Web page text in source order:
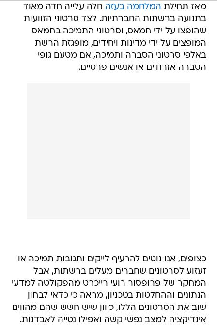
מאז תחילת המלחמה בעזה חלה עלייה חדה מאוד
בתנועה ברשתות החברתיות. לצד סרטוני הזוועות
שהופצו על ידי חמאס, וסרטוני התמיכה בחמאס
המופצים על ידי מדינות ויחידים, מופגזת הרשת
באלפי סרטוני הסברה ותמיכה, אם מטעם גופי
הסברה אזרחיים או אנשים פרטיים.
כצופים, אנו נוטים להרעיף לייקים ותגובות תמיכה או
זעזוע לסרטונים שחברים מעלים ברשתות, אבל
המחקר של פרופסור רועי רייכרט מהפקולטה למדעי
הנתונים וההחלטות בטכניון, מראה כי כדאי לבחון
שוב את הסרטונים הללו, כיוון שיש חשש שהם מהווים
אינדיקציה למצב נפשי קשה ואפילו נטייה לאבדנות.